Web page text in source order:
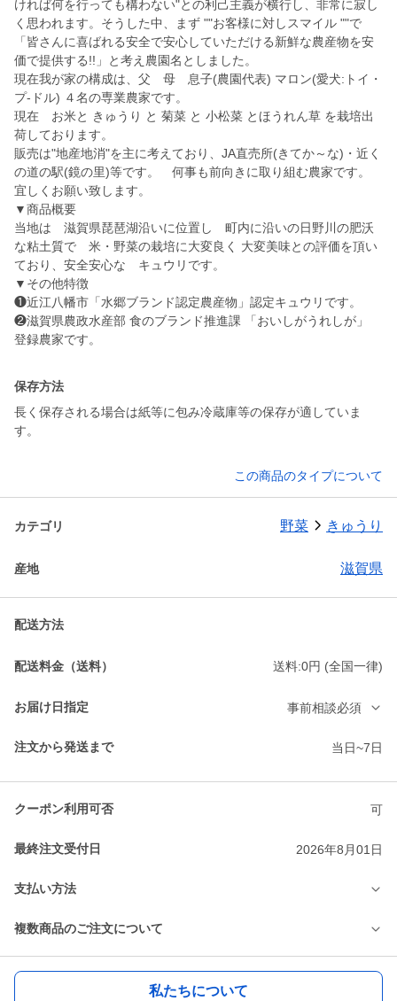
ければ何を行っても構わない"との利己主義が横行し、非常に寂し
く思われます。そうした中、まず ""お客様に対しスマイル ""で
「皆さんに喜ばれる安全で安心していただける新鮮な農産物を安
価で提供する!!」と考え農園名としました。
現在我が家の構成は、父 母 息子(農園代表) マロン(愛犬:トイ・
プ-ドル) ４名の専業農家です。
現在 お米と きゅうり と 菊菜 と 小松菜 とほうれん草 を栽培出
荷しております。
販売は"地産地消"を主に考えており、JA直売所(きてか～な)・近く
の道の駅(鏡の里)等です。 何事も前向きに取り組む農家です。
宜しくお願い致します。
▼商品概要
当地は 滋賀県琵琶湖沿いに位置し 町内に沿いの日野川の肥沃
な粘土質で 米・野菜の栽培に大変良く 大変美味との評価を頂い
ており、安全安心な キュウリです。
▼その他特徴
❶近江八幡市「水郷ブランド認定農産物」認定キュウリです。
❷滋賀県農政水産部 食のブランド推進課 「おいしがうれしが」
保存方法
長く保存される場合は紙等に包み冷蔵庫等の保存が適していま
す。
この商品のタイプについて
カテゴリ 野菜 きゅうり
産地 滋賀県
配送方法
配送料金（送料） 送料:0円 (全国一律)
お届け日指定 事前相談必須
注文から発送まで 当日~7日
クーポン利用可否 可
最終注文受付日 2026年8月01日
支払い方法
複数商品のご注文について
私たちについて